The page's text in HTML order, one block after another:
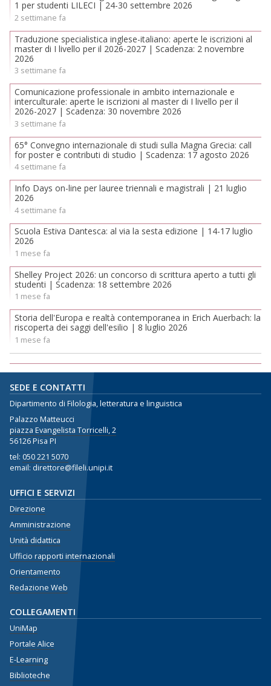
1 per studenti LILECI | 24-30 settembre 2026
2 settimane fa
Traduzione specialistica inglese-italiano: aperte le iscrizioni al
master di I livello per il 2026-2027 | Scadenza: 2 novembre
2026
3 settimane fa
Comunicazione professionale in ambito internazionale e
interculturale: aperte le iscrizioni al master di I livello per il
2026-2027 | Scadenza: 30 novembre 2026
3 settimane fa
65° Convegno internazionale di studi sulla Magna Grecia: call
for poster e contributi di studio | Scadenza: 17 agosto 2026
4 settimane fa
Info Days on-line per lauree triennali e magistrali | 21 luglio
2026
4 settimane fa
Scuola Estiva Dantesca: al via la sesta edizione | 14-17 luglio
2026
1 mese fa
Shelley Project 2026: un concorso di scrittura aperto a tutti gli
studenti | Scadenza: 18 settembre 2026
1 mese fa
Storia dell'Europa e realtà contemporanea in Erich Auerbach: la
riscoperta dei saggi dell'esilio | 8 luglio 2026
1 mese fa
SEDE E CONTATTI
Dipartimento di Filologia, letteratura e linguistica
Palazzo Matteucci
piazza Evangelista Torricelli, 2
56126 Pisa PI
tel: 050 221 5070
email: direttore@fileli.unipi.it
UFFICI E SERVIZI
Direzione
Amministrazione
Unità didattica
Ufficio rapporti internazionali
Orientamento
Redazione Web
COLLEGAMENTI
UniMap
Portale Alice
E-Learning
Biblioteche